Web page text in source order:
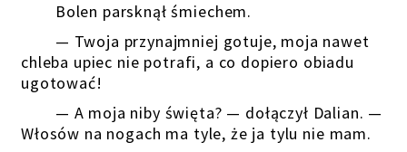
Bolen parsknął śmiechem.
— Twoja przynajmniej gotuje, moja nawet
chleba upiec nie potrafi, a co dopiero obiadu
ugotować!
— A moja niby święta? — dołączył Dalian. —
Włosów na nogach ma tyle, że ja tylu nie mam.